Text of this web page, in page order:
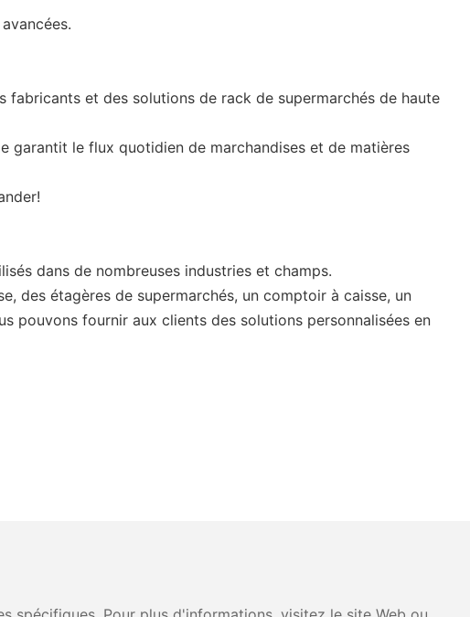
fabricants et des solutions de rack de supermarchés de haute
garantit le flux quotidien de marchandises et de matières
dans de nombreuses industries et champs.
des étagères de supermarchés, un comptoir à caisse, un
pouvons fournir aux clients des solutions personnalisées en